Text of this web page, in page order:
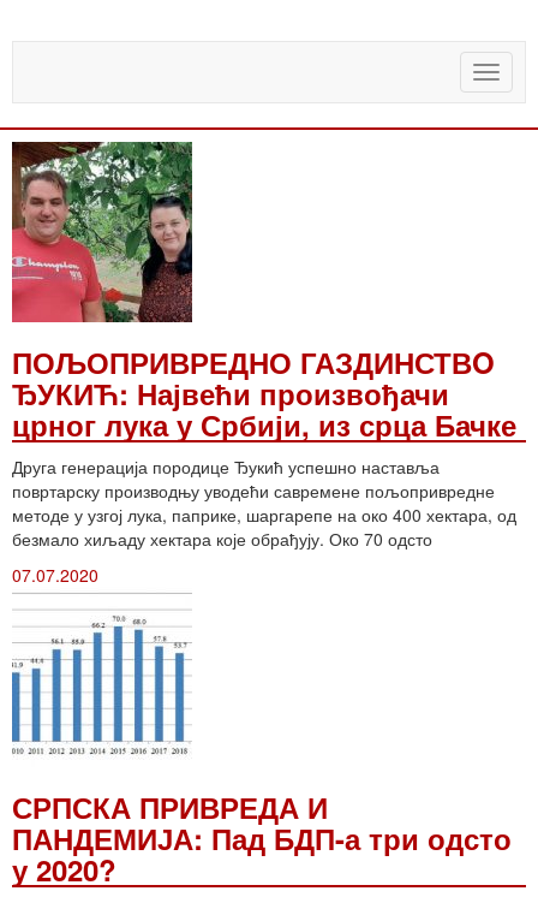
Toggle
ПОЉОПРИВРЕДНО ГАЗДИНСТВO
ЂУКИЋ: Највећи произвођачи
црног лука у Србији, из срца Бачке
Друга генерација породице Ђукић успешно наставља
повртарску производњу уводећи савремене пољопривредне
методе у узгој лука, паприке, шаргарепе на око 400 хектара, од
безмало хиљаду хектара које обрађују. Око 70 одсто
07.07.2020
СРПСКА ПРИВРЕДА И
ПАНДЕМИЈА: Пад БДП-а три одсто
у 2020?